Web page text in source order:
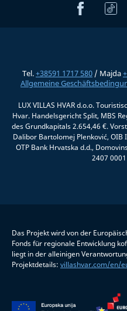
Tel.+38591 1717 580 / Majda
Allgemeine
LUX VILLAS HVAR d.o.o.
Hvar. Handelsgericht Split, MBS
des Grundkapitals 2.654,46 €.
Dalibor Bartolomej Plenković,
OTP Bank Hrvatska d.d.,
2407
Das Projekt wird von der
Fonds für regionale Entwicklung
liegt in der alleinigen
Projektdetails: villashvar.com/en/